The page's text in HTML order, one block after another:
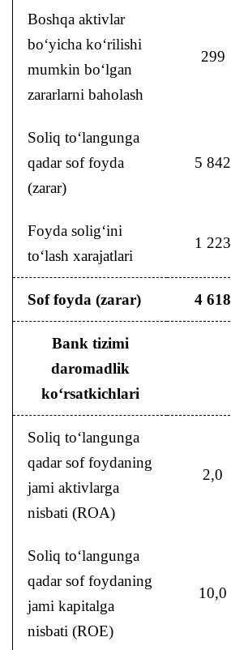
Boshqa aktivlar
bo‘yicha ko‘rilishi
mumkin bo‘lgan
zararlarni baholash
299
Soliq to‘langunga
qadar sof foyda
(zarar)
5 842
Foyda solig‘ini
to‘lash xarajatlari
1 223
Sof foyda (zarar) 4 618
Bank tizimi
daromadlik
ko‘rsatkichlari
Soliq to‘langunga
qadar sof foydaning
jami aktivlarga
nisbati (ROA)
2,0
Soliq to‘langunga
qadar sof foydaning
jami kapitalga
nisbati (ROE)
10,0